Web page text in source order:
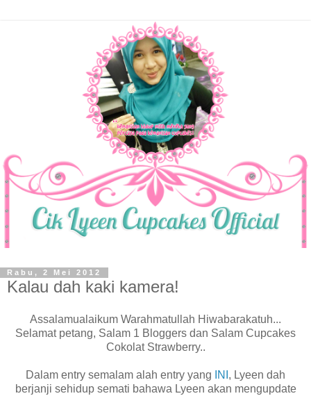
Rabu, 2 Mei 2012
Kalau dah kaki kamera!
Assalamualaikum Warahmatullah Hiwabarakatuh...
Selamat petang, Salam 1 Bloggers dan Salam Cupcakes
Cokolat Strawberry..
Dalam entry semalam alah entry yang INI , Lyeen dah
berjanji sehidup semati bahawa Lyeen akan mengupdate